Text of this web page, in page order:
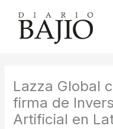
contenido
Lazza Global
firma de
Artificial en